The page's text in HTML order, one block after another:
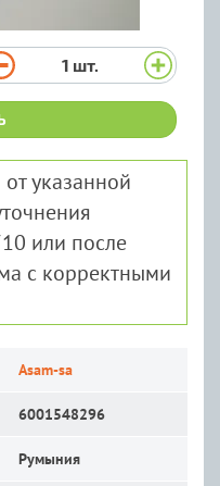
1 шт.
указанной
или после
с корректными
Asam-sa
6001548296
Румыния